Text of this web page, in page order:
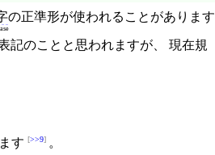
の正準形が使われることがあります
記のことと思われますが、 現在規
す >>9 。